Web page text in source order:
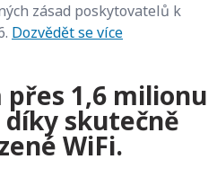
zásad poskytovatelů k
Dozvědět se více
1,6 milionu
skutečně
WiFi.